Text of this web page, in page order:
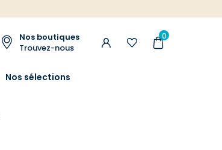
Nos boutiques
Trouvez-nous
0
Nos sélections